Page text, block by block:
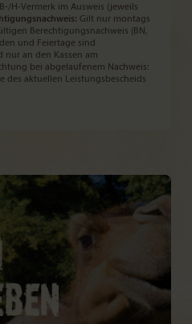
H-Vermerk im Ausweis (jeweils
Gilt nur montags
Berechtigungsnachweis (BN,
und Feiertage sind
nur an den Kassen am
bei abgelaufenem Nachweis:
des aktuellen Leistungsbescheids